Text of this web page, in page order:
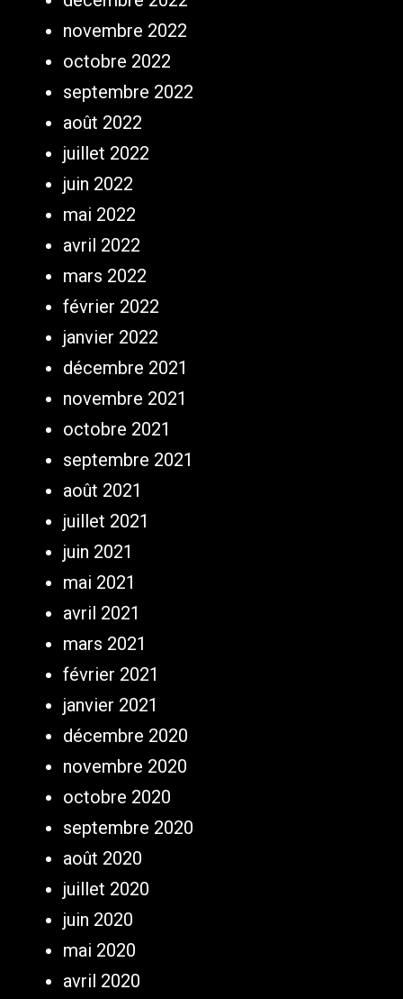
novembre 2022
octobre 2022
septembre 2022
août 2022
juillet 2022
juin 2022
mai 2022
avril 2022
mars 2022
février 2022
janvier 2022
décembre 2021
novembre 2021
octobre 2021
septembre 2021
août 2021
juillet 2021
juin 2021
mai 2021
avril 2021
mars 2021
février 2021
janvier 2021
décembre 2020
novembre 2020
octobre 2020
septembre 2020
août 2020
juillet 2020
juin 2020
mai 2020
avril 2020